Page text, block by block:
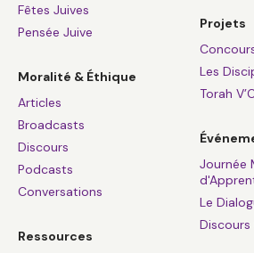
Fêtes Juives
Pensée Juive
Moralité & Éthique
Articles
Broadcasts
Discours
Podcasts
Conversations
Ressources
Projets
Les
Torah
Journée
Le